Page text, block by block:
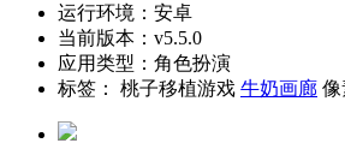
运行环境： 安卓
当前版本： v5.5.0
应用类型：角色扮演
标签： 桃子移植游戏 牛奶画廊 像